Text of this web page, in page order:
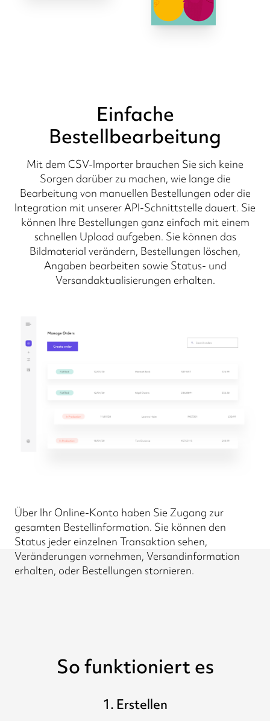
Einfache
Bestellbearbeitung
Mit dem CSV-Importer brauchen Sie sich keine
Sorgen darüber zu machen, wie lange die
Bearbeitung von manuellen Bestellungen oder die
Integration mit unserer API-Schnittstelle dauert. Sie
können Ihre Bestellungen ganz einfach mit einem
schnellen Upload aufgeben. Sie können das
Bildmaterial verändern, Bestellungen löschen,
Angaben bearbeiten sowie Status- und
Versandaktualisierungen erhalten.
Über Ihr Online-Konto haben Sie Zugang zur
gesamten Bestellinformation. Sie können den
Status jeder einzelnen Transaktion sehen,
Veränderungen vornehmen, Versandinformation
erhalten, oder Bestellungen stornieren.
So funktioniert es
1. Erstellen